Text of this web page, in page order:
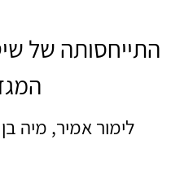
התייחסותה של
לימור אמיר, מיה